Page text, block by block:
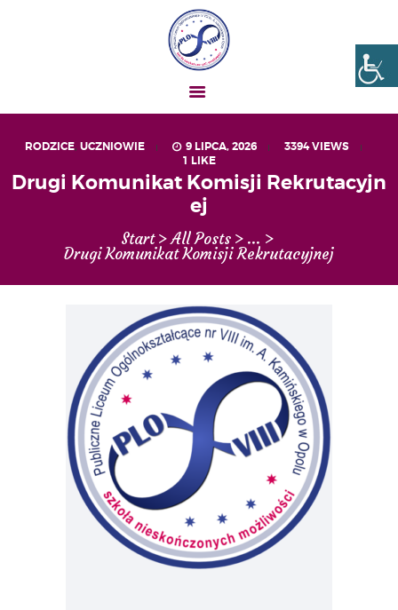
RODZICE, UCZNIOWIE 9 LIPCA, 2026 3394 VIEWS
1 LIKE
Drugi Komunikat Komisji Rekrutacyjn
ej
Start All Posts ...
Drugi Komunikat Komisji Rekrutacyjnej
Liceum nr VIII Opole
AKTUALNOŚCI
OGŁOSZENIA
O NAS
MATURA
REKRUTACJA
PROJEKTY
GALERIA ZDJĘĆ
KONTAKT